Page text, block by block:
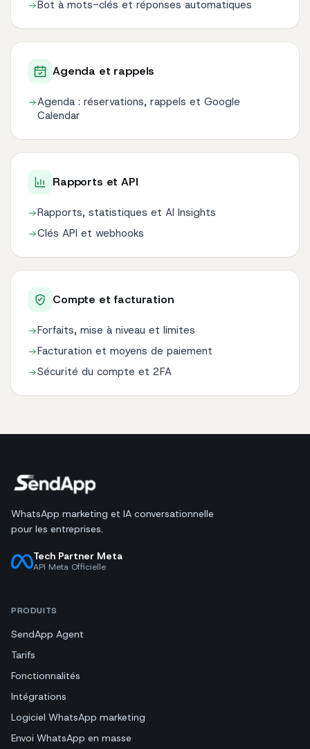
Bot à mots-clés et réponses automatiques
Agenda et rappels
Agenda : réservations, rappels et Google
Calendar
Rapports et API
Rapports, statistiques et AI Insights
Clés API et webhooks
Compte et facturation
Forfaits, mise à niveau et limites
Facturation et moyens de paiement
Sécurité du compte et 2FA
WhatsApp marketing et IA conversationnelle
pour les entreprises.
Tech Partner Meta
API Meta Officielle
PRODUITS
SendApp Agent
Tarifs
Fonctionnalités
Intégrations
Logiciel WhatsApp marketing
Envoi WhatsApp en masse